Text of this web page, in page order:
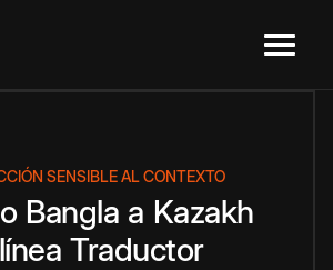
SENSIBLE AL CONTEXTO
Bangla a Kazakh
Traductor